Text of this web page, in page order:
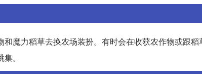
和魔力稻草去换农场装扮。有时会在收获农作物或跟
。